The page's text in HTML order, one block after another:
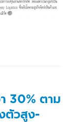
า 30% ตาม
ตัวสูง-